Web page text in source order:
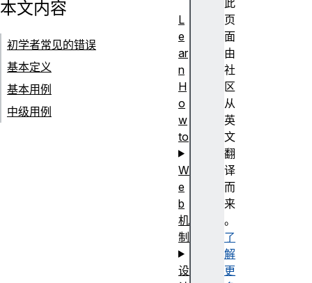
页
面
由
社
区
从
英
文
翻
译
而
来
。
了
解
更
本文内容
初学者常见的错误
基本定义
基本用例
中级用例
L
e
ar
n
H
o
w
to
W
e
b
机
制
设